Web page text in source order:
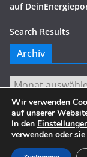
auf
Search Results
Archiv
Archiv
Wir verwenden
auf unserer
In den
verwenden oder